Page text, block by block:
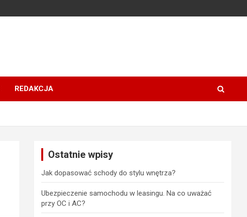
REDAKCJA
Ostatnie wpisy
Jak dopasować schody do stylu wnętrza?
Ubezpieczenie samochodu w leasingu. Na co uważać
przy OC i AC?